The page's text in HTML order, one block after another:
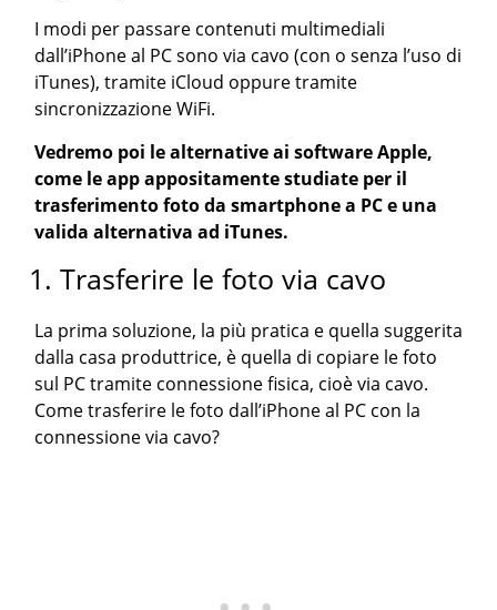
I modi per passare contenuti multimediali
dall’iPhone al PC sono via cavo (con o senza l’uso di
iTunes), tramite iCloud oppure tramite
sincronizzazione WiFi.
Vedremo poi le alternative ai software Apple,
come le app appositamente studiate per il
trasferimento foto da smartphone a PC e una
valida alternativa ad iTunes.
1. Trasferire le foto via cavo
La prima soluzione, la più pratica e quella suggerita
dalla casa produttrice, è quella di copiare le foto
sul PC tramite connessione fisica, cioè via cavo.
Come trasferire le foto dall’iPhone al PC con la
connessione via cavo?